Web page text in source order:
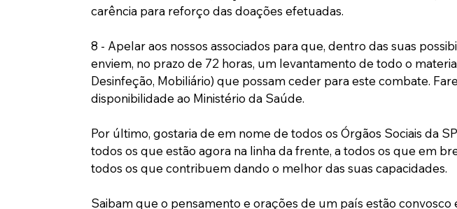
carência para reforço das doações efetuadas.
8 - Apelar aos nossos associados para que, dentro das suas
enviem, no prazo de 72 horas, um levantamento de todo o
Desinfeção, Mobiliário) que possam ceder para este combate.
disponibilidade ao Ministério da Saúde.
Por último, gostaria de em nome de todos os Órgãos Sociais da
todos os que estão agora na linha da frente, a todos os que em
todos os que contribuem dando o melhor das suas capacidades.
Saibam que o pensamento e orações de um país estão convosco